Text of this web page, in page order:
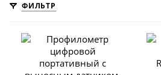
ФИЛЬТР